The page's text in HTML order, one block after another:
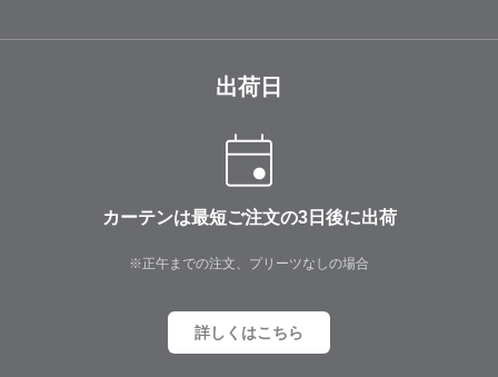
出荷日
カーテンは最短ご注文の3日後に出荷
※正午までの注文、プリーツなしの場合
詳しくはこちら